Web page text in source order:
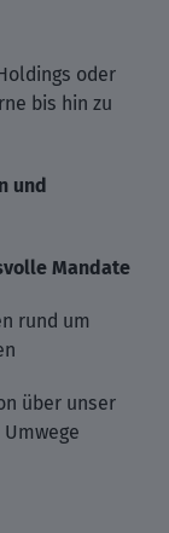
oder
bis hin zu
und
Mandate
rund um
über unser